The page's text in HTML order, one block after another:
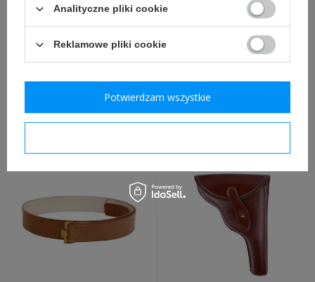
Klamra austrowęgierska
Denix 1105, replika Garand
Analityczne pliki cookie
Reklamowe pliki cookie
Potwierdzam wszystkie